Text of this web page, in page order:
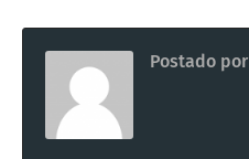
Postado por